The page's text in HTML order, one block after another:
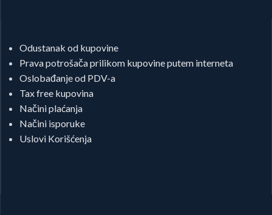
Odustanak od kupovine
Prava potrošača prilikom kupovine putem interneta
Oslobađanje od PDV-a
Tax free kupovina
Načini plaćanja
Načini isporuke
Uslovi Korišćenja